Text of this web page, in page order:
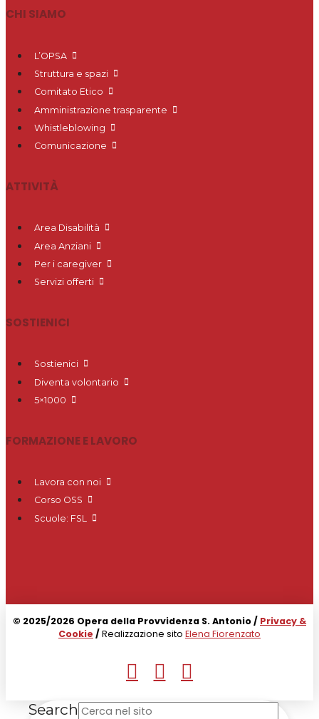
CHI SIAMO
L’OPSA
Struttura e spazi
Comitato Etico
Amministrazione trasparente
Whistleblowing
Comunicazione
ATTIVITÀ
Area Disabilità
Area Anziani
Per i caregiver
Servizi offerti
SOSTIENICI
Sostienici
Diventa volontario
5×1000
FORMAZIONE E LAVORO
Lavora con noi
Corso OSS
Scuole: FSL
© 2025/2026 Opera della Provvidenza S. Antonio / Privacy &
Cookie /Realizzazione sito Elena Fiorenzato
Search